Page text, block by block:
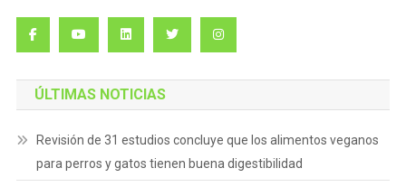
ÚLTIMAS NOTICIAS
Revisión de 31 estudios concluye que los alimentos veganos
para perros y gatos tienen buena digestibilidad